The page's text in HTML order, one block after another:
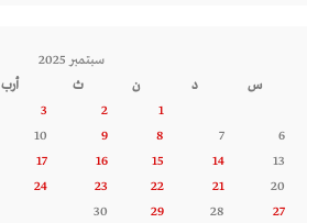
سبتمبر 2025
س
د ن ث أرب
1
2
3
6
7
8
9
10
13
14
15
16
17
20
21
22
23
24
27
28
29
30